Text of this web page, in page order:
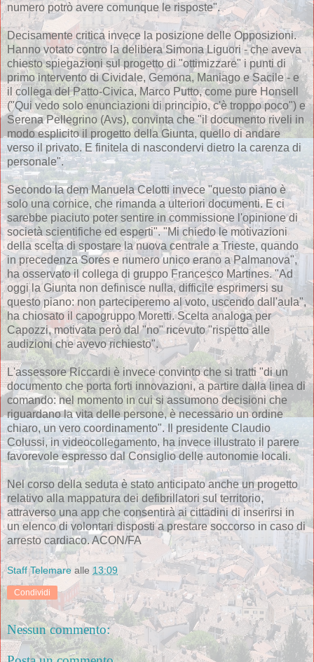
numero potrò avere comunque le risposte".
Decisamente critica invece la posizione delle Opposizioni.
Hanno votato contro la delibera Simona Liguori - che aveva
chiesto spiegazioni sul progetto di "ottimizzare" i punti di
primo intervento di Cividale, Gemona, Maniago e Sacile - e
il collega del Patto-Civica, Marco Putto, come pure Honsell
("Qui vedo solo enunciazioni di principio, c'è troppo poco") e
Serena Pellegrino (Avs), convinta che "il documento riveli in
modo esplicito il progetto della Giunta, quello di andare
verso il privato. E finitela di nascondervi dietro la carenza di
personale".
Secondo la dem Manuela Celotti invece "questo piano è
solo una cornice, che rimanda a ulteriori documenti. E ci
sarebbe piaciuto poter sentire in commissione l'opinione di
società scientifiche ed esperti". "Mi chiedo le motivazioni
della scelta di spostare la nuova centrale a Trieste, quando
in precedenza Sores e numero unico erano a Palmanova",
ha osservato il collega di gruppo Francesco Martines. "Ad
oggi la Giunta non definisce nulla, difficile esprimersi su
questo piano: non parteciperemo al voto, uscendo dall'aula",
ha chiosato il capogruppo Moretti. Scelta analoga per
Capozzi, motivata però dal "no" ricevuto "rispetto alle
audizioni che avevo richiesto".
L'assessore Riccardi è invece convinto che si tratti "di un
documento che porta forti innovazioni, a partire dalla linea di
comando: nel momento in cui si assumono decisioni che
riguardano la vita delle persone, è necessario un ordine
chiaro, un vero coordinamento". Il presidente Claudio
Colussi, in videocollegamento, ha invece illustrato il parere
favorevole espresso dal Consiglio delle autonomie locali.
Nel corso della seduta è stato anticipato anche un progetto
relativo alla mappatura dei defibrillatori sul territorio,
attraverso una app che consentirà ai cittadini di inserirsi in
un elenco di volontari disposti a prestare soccorso in caso di
arresto cardiaco. ACON/FA
Staff Telemare alle 13:09
Condividi
Nessun commento: